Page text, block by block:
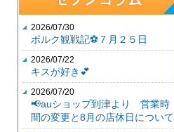
2026/07/30
ボルク観戦記⚽７月２５日
2026/07/22
キスが好き💕
2026/07/20
📢auショップ到津より 営業時
間の変更と8月の店休日について